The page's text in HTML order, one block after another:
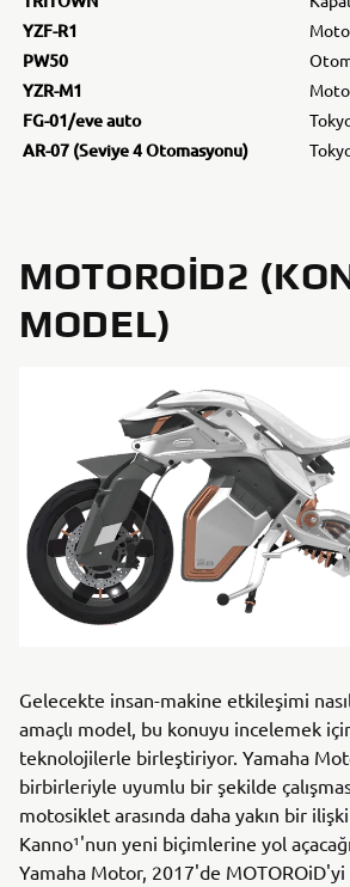
YZF-R1
PW50
YZR-M1
FG-01/eve auto
AR-07 (Seviye 4 Otomasyonu)
MOTOROID2
MODEL)
Gelecekte insan-makine etkileşimi
amaçlı model, bu konuyu incelemek
teknolojilerle birleştiriyor. Yamaha
birbirleriyle uyumlu bir şekilde
motosiklet arasında daha yakın bir
Kanno¹'nun yeni biçimlerine yol
Yamaha Motor, 2017'de MOTOROiD'yi